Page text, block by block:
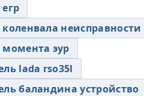
неисправности
эур
lada rso35l
баландина устройство